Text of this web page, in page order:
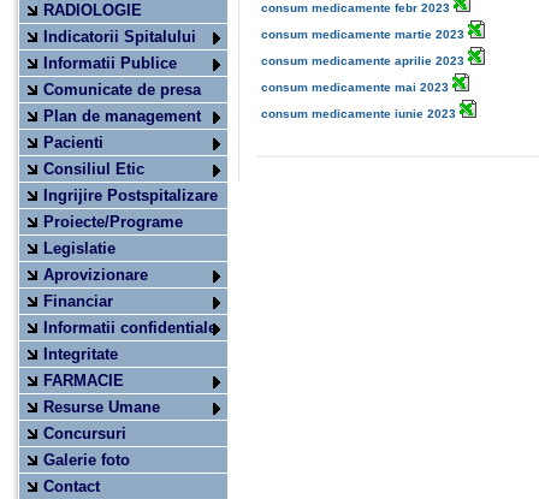
RADIOLOGIE
Indicatorii Spitalului
Informatii Publice
Comunicate de presa
Plan de management
Pacienti
Consiliul Etic
Ingrijire Postspitalizare
Proiecte/Programe
Legislatie
Aprovizionare
Financiar
Informatii confidentiale
Integritate
FARMACIE
Resurse Umane
Concursuri
Galerie foto
Contact
consum medicamente febr 2023
consum medicamente martie 2023
consum medicamente aprilie 2023
consum medicamente mai 2023
consum medicamente iunie 2023